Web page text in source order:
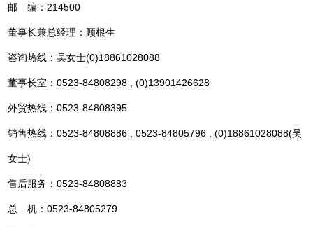
邮 编：214500
董事长兼总经理：顾根生
咨询热线：吴女士(0)18861028088
董事长室：0523-84808298 , (0)13901426628
外贸热线：0523-84808395
销售热线：0523-84808886 , 0523-84805796 , (0)18861028088(吴
女士)
售后服务：0523-84808883
总 机：0523-84805279